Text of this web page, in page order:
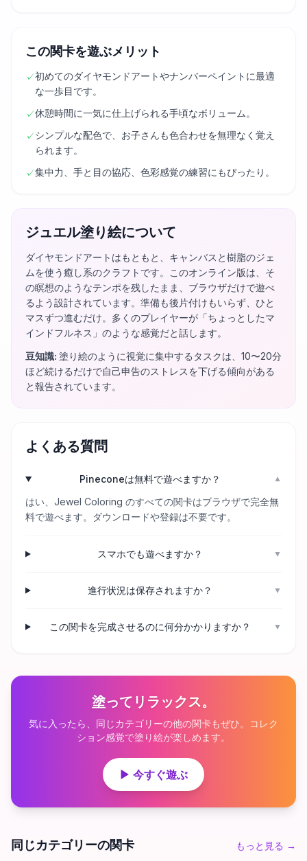
この関卡を遊ぶメリット
✓初めてのダイヤモンドアートやナンバーペイントに最適
な一歩目です。
✓休憩時間に一気に仕上げられる手頃なボリューム。
✓シンプルな配色で、お子さんも色合わせを無理なく覚え
られます。
✓集中力、手と目の協応、色彩感覚の練習にもぴったり。
ジュエル塗り絵について
ダイヤモンドアートはもともと、キャンバスと樹脂のジェ
ムを使う癒し系のクラフトです。このオンライン版は、そ
の瞑想のようなテンポを残したまま、ブラウザだけで遊べ
るよう設計されています。準備も後片付けもいらず、ひと
マスずつ進むだけ。多くのプレイヤーが「ちょっとしたマ
インドフルネス」のような感覚だと話します。
豆知識: 塗り絵のように視覚に集中するタスクは、10〜20分
ほど続けるだけで自己申告のストレスを下げる傾向がある
と報告されています。
よくある質問
Pineconeは無料で遊べますか？ ▼
はい、Jewel Coloring のすべての関卡はブラウザで完全無
料で遊べます。ダウンロードや登録は不要です。
スマホでも遊べますか？ ▼
進行状況は保存されますか？ ▼
この関卡を完成させるのに何分かかりますか？ ▼
塗ってリラックス。
気に入ったら、同じカテゴリーの他の関卡もぜひ。コレク
ション感覚で塗り絵が楽しめます。
▶ 今すぐ遊ぶ
同じカテゴリーの関卡 もっと見る →